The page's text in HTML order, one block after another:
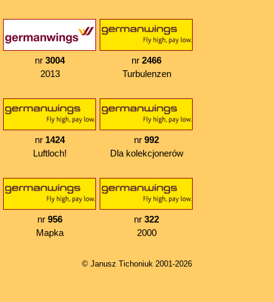
nr 3004
2013
nr 2466
Turbulenzen
nr 1424
Luftloch!
nr 992
Dla kolekcjonerów
nr 956
Mapka
nr 322
2000
© Janusz Tichoniuk 2001-2026